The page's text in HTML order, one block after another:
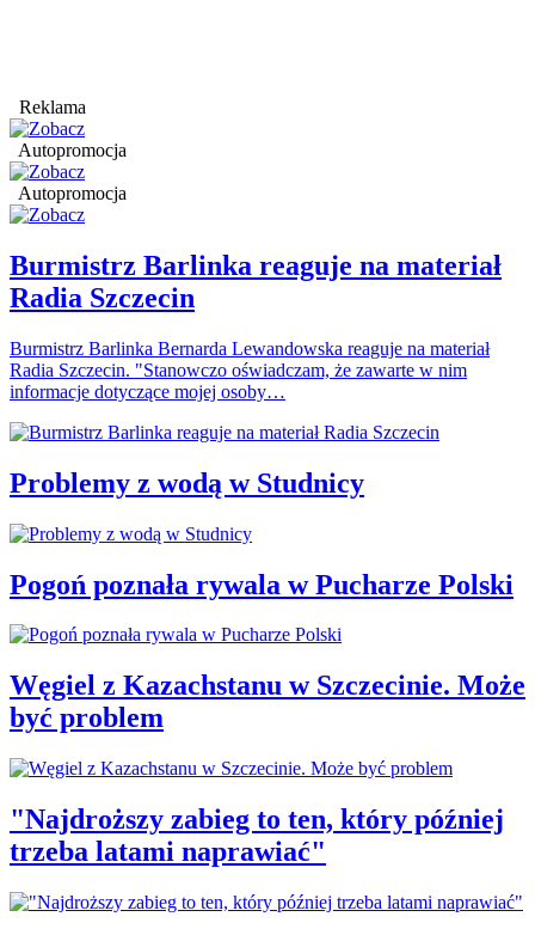
Reklama
Autopromocja
Autopromocja
Burmistrz Barlinka reaguje na materiał
Radia Szczecin
Burmistrz Barlinka Bernarda Lewandowska reaguje na materiał
Radia Szczecin. "Stanowczo oświadczam, że zawarte w nim
informacje dotyczące mojej osoby…
Problemy z wodą w Studnicy
Pogoń poznała rywala w Pucharze Polski
Węgiel z Kazachstanu w Szczecinie. Może
być problem
"Najdroższy zabieg to ten, który później
trzeba latami naprawiać"